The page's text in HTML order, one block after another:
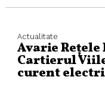
Actualitate
Avarie
Cartierul
curent